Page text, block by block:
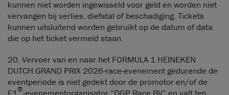
kunnen niet worden ingewisseld voor geld en worden niet
vervangen bij verlies, diefstal of beschadiging. Tickets
kunnen uitsluitend worden gebruikt op de datum of data
die op het ticket vermeld staan.
20. Vervoer van en naar het FORMULA 1 HEINEKEN
DUTCH GRAND PRIX 2026-race-evenement gedurende de
eventperiode is niet gedekt door de promotor en/of de
®